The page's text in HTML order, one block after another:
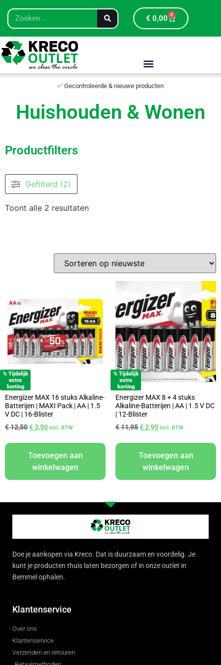
€ 0,00 0
✅ Gecontroleerde & nieuwe producten
Huishouden & Wonen
Productfilters
Gefilterd (2)
Toont alle 2 resultaten
% Tijdelijk
extra
korting
Energizer MAX 16 stuks Alkaline-
Batterijen | MAXI Pack | AA | 1.5
V DC | 16-Blister
€12,50€3,50 Incl. BTW
Toevoegen aan
winkelwagen
% Tijdelijk
extra
korting
Energizer MAX 8 + 4 stuks
Alkaline-Batterijen | AA | 1.5 V DC
| 12-Blister
€11,95€2,95 Incl. BTW
Toevoegen aan
winkelwagen
Doe je aankopen via Kreco. Dat is duurzaam en voordelig. Je
kunt je producten thuis laten bezorgen of in onze outlet in
Bemmel ophalen.
Klantenservice
Over ons
Klantenservice
Verzenden en retouren